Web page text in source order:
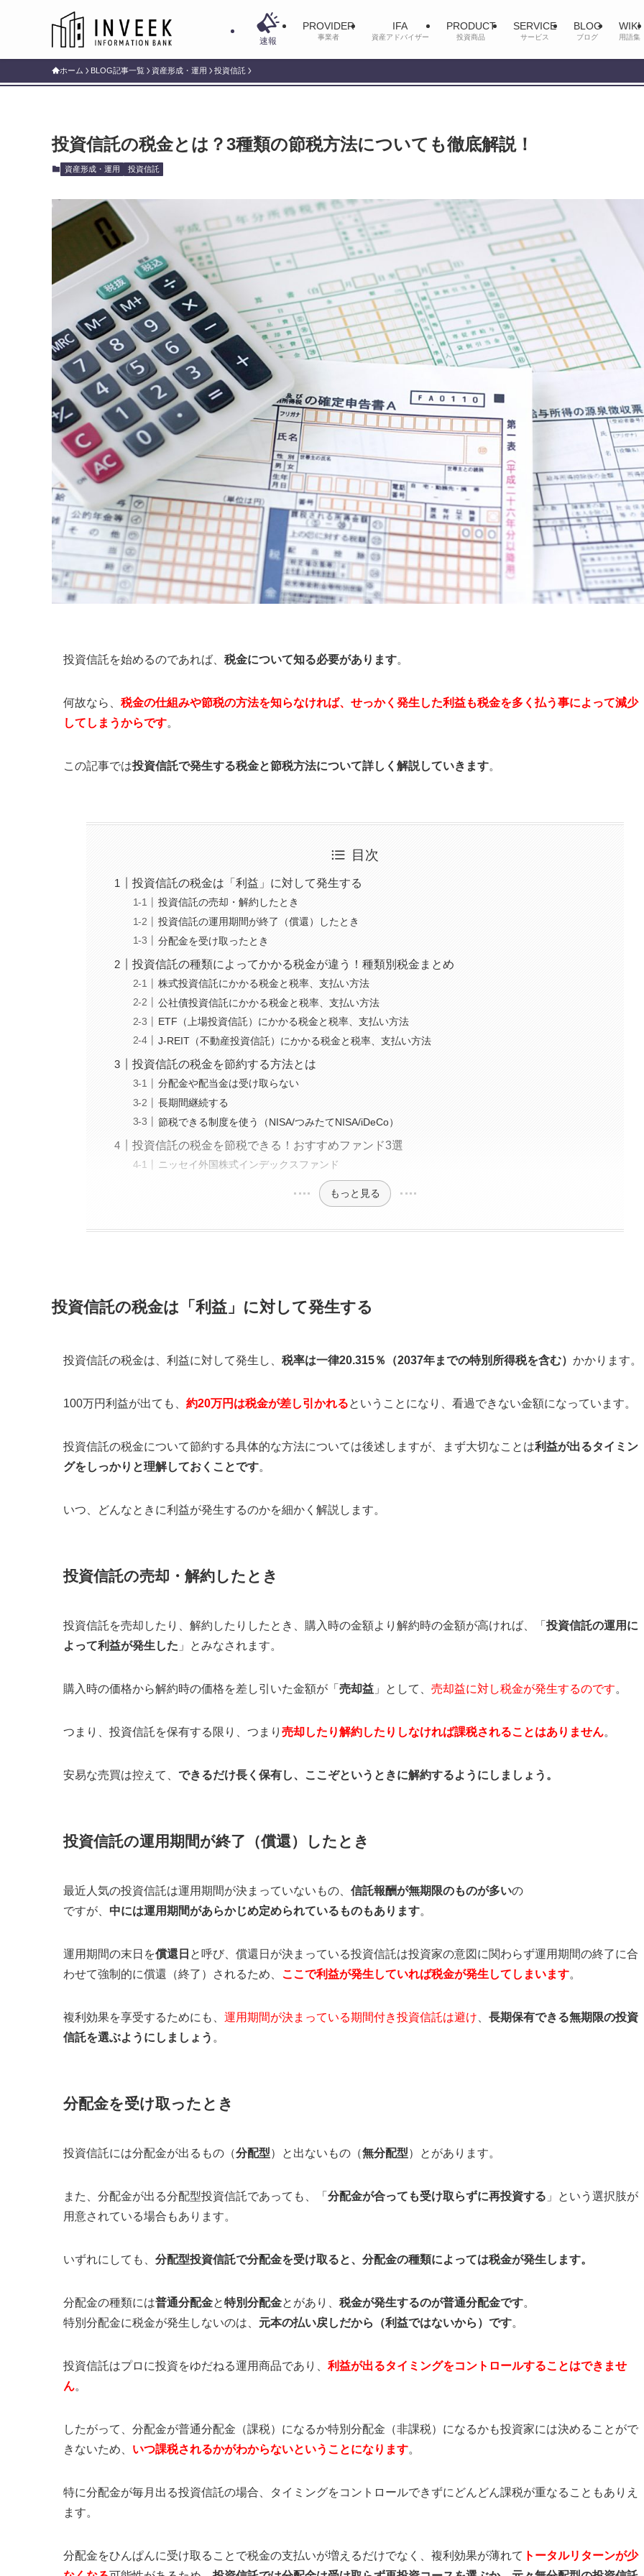
速報
PROVIDER
事業者
IFA
資産アドバイザー
PRODUCT
投資商品
SERVICE
サービス
BLOG
ブログ
WIKI
用語集
ホーム BLOG記事一覧 資産形成・運用 投資信託
投資信託の税金とは？3種類の節税方法についても徹底解説！
資産形成・運用 投資信託
投資信託を始めるのであれば、 税金について知る必要があります。
何故なら、 税金の仕組みや節税の方法を知らなければ、せっかく発生した利益も税金を多く払う事によって減少
してしまうからです。
この記事では投資信託で発生する税金と節税方法について詳しく解説していきます。
目次
投資信託の税金は「利益」に対して発生する
投資信託の売却・解約したとき
投資信託の運用期間が終了（償還）したとき
分配金を受け取ったとき
投資信託の種類によってかかる税金が違う！種類別税金まとめ
株式投資信託にかかる税金と税率、支払い方法
公社債投資信託にかかる税金と税率、支払い方法
ETF（上場投資信託）にかかる税金と税率、支払い方法
J-REIT（不動産投資信託）にかかる税金と税率、支払い方法
投資信託の税金を節約する方法とは
分配金や配当金は受け取らない
長期間継続する
節税できる制度を使う（NISA/つみたてNISA/iDeCo）
投資信託の税金を節税できる！おすすめファンド3選
ニッセイ外国株式インデックスファンド
もっと見る
投資信託の税金は「利益」に対して発生する
投資信託の税金は、利益に対して発生し、 税率は一律20.315％（2037年までの特別所得税を含む） かかります。
100万円利益が出ても、 約20万円は税金が差し引かれるということになり、看過できない金額になっています。
投資信託の税金について節約する具体的な方法については後述しますが、まず大切なことは利益が出るタイミン
グをしっかりと理解しておくことです。
いつ、どんなときに利益が発生するのかを細かく解説します。
投資信託の売却・解約したとき
投資信託を売却したり、解約したりしたとき、購入時の金額より解約時の金額が高ければ、「 投資信託の運用に
よって利益が発生した 」とみなされます。
購入時の価格から解約時の価格を差し引いた金額が「 売却益 」として、 売却益に対し税金が発生するのです。
つまり、投資信託を保有する限り、つまり 売却したり解約したりしなければ課税されるこ とはありません。
安易な売買は控えて、 できるだけ長く保有し、ここぞというときに解約するようにしましょう。
投資信託の運用期間が終了（償還）したとき
最近人気の投資信託は運用期間が決まっていないもの、 信託報酬が無期限のものが多いの
ですが、 中には運用期間があらかじめ定められているものもあります。
運用期間の末日を償還日 と呼び、償還日が決まっている投資信託は投資家の意図に関わらず運用期間の終了に合
わせて強制的に償還（終了）されるため、 ここで利益が発生していれば税金が発生してしまいます。
複利効果を享受するためにも、 運用期間が決まっている期間付き投資信託は避け
長期保有できる無期限の投資
信託を選ぶようにしましょう 。
分配金を受け取ったとき
投資信託には分配金が出るもの（分配型）と出ないもの（無分配型）とがあります。
また、分配金が出る分配型投資信託であっても、「 分配金が合っても受け取らずに再投資する 」という選択肢が
用意されている場合もあります。
いずれにしても、 分配型投資信託で分配金を受け取ると、分配金の種類によっては税金が発生します。
分配金の種類には普通分配金と特別分配金とがあり、 税金が発生するのが普通分配金です。
特別分配金に税金が発生しないのは、 元本の払い戻しだから（利益ではないから）です。
投資信託はプロに投資をゆだねる運用商品であり、 利益が出るタイミングをコントロールすることはできませ
ん。
したがって、分配金が普通分配金（課税）になるか特別分配金（非課税）になるかも投資家には決めることがで
きないため、 いつ課税されるかがわからないということになります。
特に分配金が毎月出る投資信託の場合、タイミングをコントロールできずにどんどん課税が重なることもありえ
ます。
分配金をひんぱんに受け取ることで税金の支払いが増えるだけでなく、複利効果が薄れて トータルリターンが少